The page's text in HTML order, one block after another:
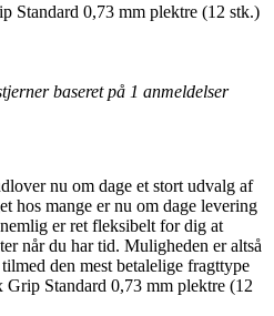
Standard 0,73 mm plektre (12 stk.)
baseret på 1 anmeldelser
nu om dage et stort udvalg af
hos mange er nu om dage levering
er ret fleksibelt for dig at
når du har tid. Muligheden er altså
den mest betalelige fragttype
Standard 0,73 mm plektre (12